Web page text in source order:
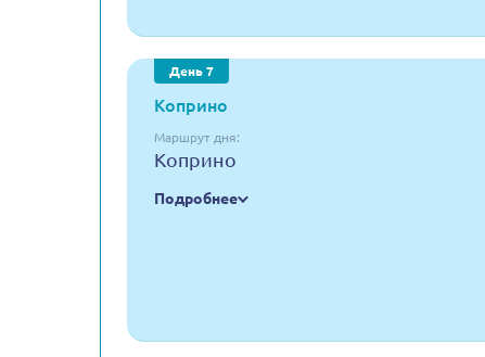
День 7
Коприно
Маршрут дня:
Коприно
Подробнее